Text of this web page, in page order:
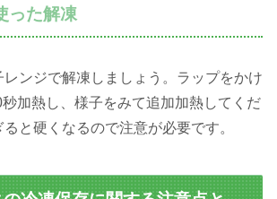
った解凍
ンジで解凍しましょう。ラップをかけ
加熱し、様子をみて追加加熱してくだ
と硬くなるので注意が必要です。